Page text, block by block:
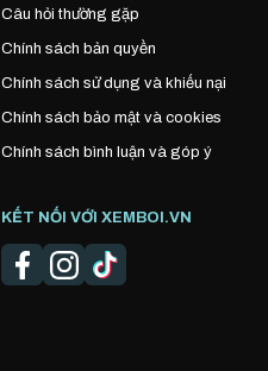
Câu hỏi thường gặp
Chính sách bản quyền
Chính sách sử dụng và khiếu nại
Chính sách bảo mật và cookies
Chính sách bình luận và góp ý
KẾT NỐI VỚI XEMBOI.VN